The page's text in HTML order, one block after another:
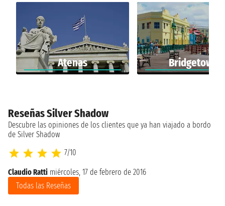
Atenas Bridgetown
Reseñas Silver Shadow
Descubre las opiniones de los clientes que ya han viajado a bordo
de Silver Shadow
7/10
Claudio Ratti miércoles, 17 de febrero de 2016
Todas las Reseñas